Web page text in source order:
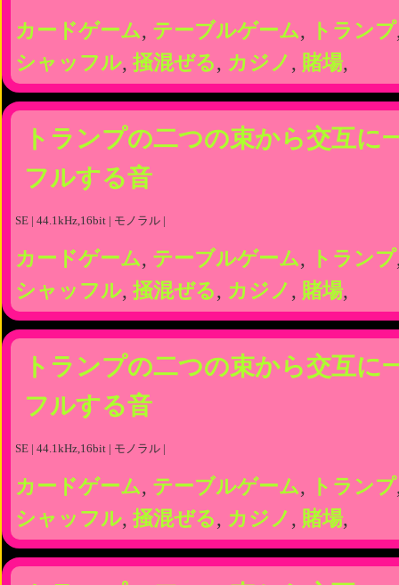
カードゲーム, テーブルゲーム, トランプ
シャッフル, 掻混ぜる, カジノ , 賭場,
トランプの二つの束から交互に
フルする音
SE | 44.1kHz,16bit | モノラル |
カードゲーム, テーブルゲーム, トランプ
シャッフル, 掻混ぜる, カジノ , 賭場,
トランプの二つの束から交互に
フルする音
SE | 44.1kHz,16bit | モノラル |
カードゲーム, テーブルゲーム, トランプ
シャッフル, 掻混ぜる, カジノ , 賭場,